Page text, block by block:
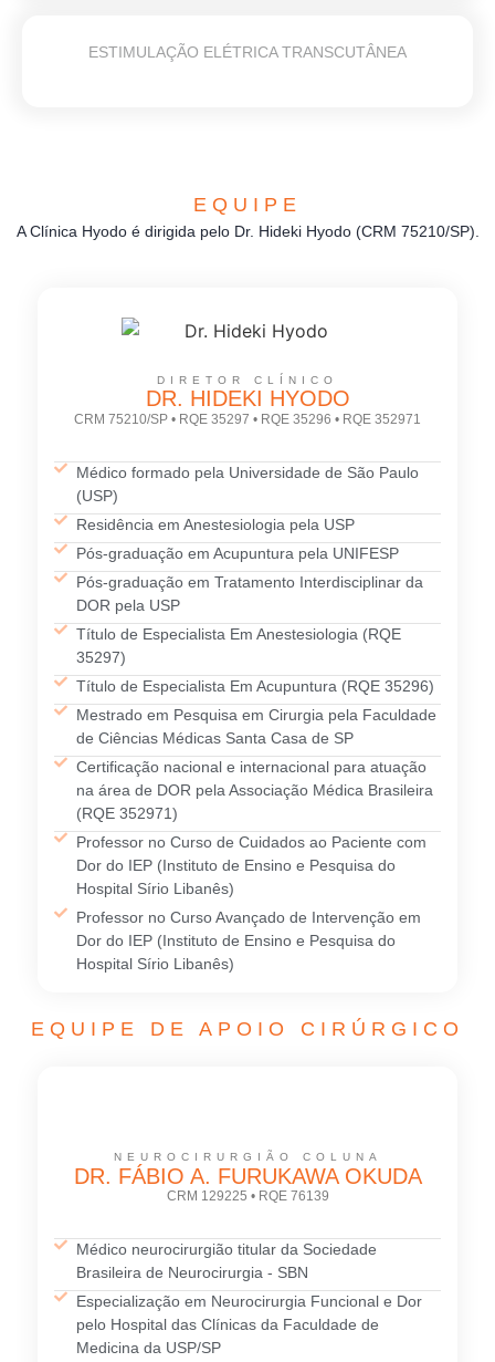
ESTIMULAÇÃO ELÉTRICA TRANSCUTÂNEA
EQUIPE
A Clínica Hyodo é dirigida pelo Dr. Hideki Hyodo (CRM 75210/SP).
DIRETOR CLÍNICO
DR. HIDEKI HYODO
CRM 75210/SP • RQE 35297 • RQE 35296 • RQE 352971
Médico formado pela Universidade de São Paulo
(USP)
Residência em Anestesiologia pela USP
Pós-graduação em Acupuntura pela UNIFESP
Pós-graduação em Tratamento Interdisciplinar da
DOR pela USP
Título de Especialista Em Anestesiologia (RQE
35297)
Título de Especialista Em Acupuntura (RQE 35296)
Mestrado em Pesquisa em Cirurgia pela Faculdade
de Ciências Médicas Santa Casa de SP
Certificação nacional e internacional para atuação
na área de DOR pela Associação Médica Brasileira
(RQE 352971)
Professor no Curso de Cuidados ao Paciente com
Dor do IEP (Instituto de Ensino e Pesquisa do
Hospital Sírio Libanês)
Professor no Curso Avançado de Intervenção em
Dor do IEP (Instituto de Ensino e Pesquisa do
Hospital Sírio Libanês)
EQUIPE DE APOIO CIRÚRGICO
NEUROCIRURGIÃO COLUNA
DR. FÁBIO A. FURUKAWA OKUDA
CRM 129225 • RQE 76139
Médico neurocirurgião titular da Sociedade
Brasileira de Neurocirurgia - SBN
Especialização em Neurocirurgia Funcional e Dor
pelo Hospital das Clínicas da Faculdade de
Medicina da USP/SP